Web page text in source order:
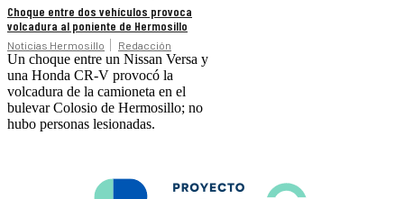
Choque entre dos vehículos provoca
volcadura al poniente de Hermosillo
Noticias Hermosillo Redacción
Un choque entre un Nissan Versa y
una Honda CR-V provocó la
volcadura de la camioneta en el
bulevar Colosio de Hermosillo; no
hubo personas lesionadas.